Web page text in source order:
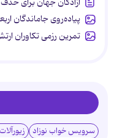
پیاده‌روی جاماندگان
تمرین رزمی تکاوران
سرویس خواب نوزاد